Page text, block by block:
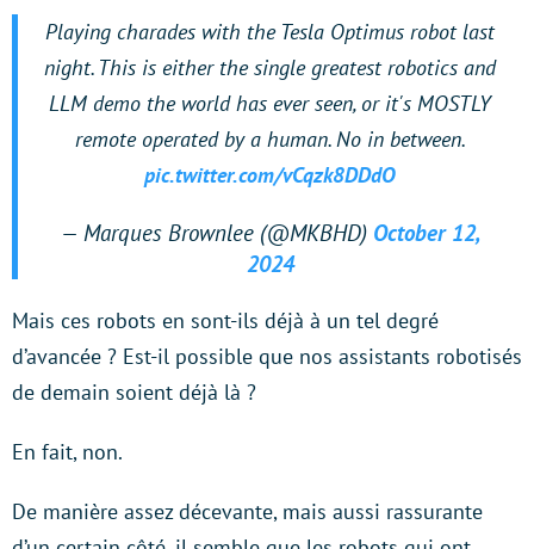
Playing charades with the Tesla Optimus robot last
night. This is either the single greatest robotics and
LLM demo the world has ever seen, or it's MOSTLY
remote operated by a human. No in between.
pic.twitter.com/vCqzk8DDdO
— Marques Brownlee (@MKBHD) October 12,
2024
Mais ces robots en sont-ils déjà à un tel degré
d’avancée ? Est-il possible que nos assistants robotisés
de demain soient déjà là ?
En fait, non.
De manière assez décevante, mais aussi rassurante